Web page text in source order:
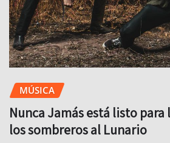
MÚSICA
Nunca Jamás está listo
los sombreros al Lunario